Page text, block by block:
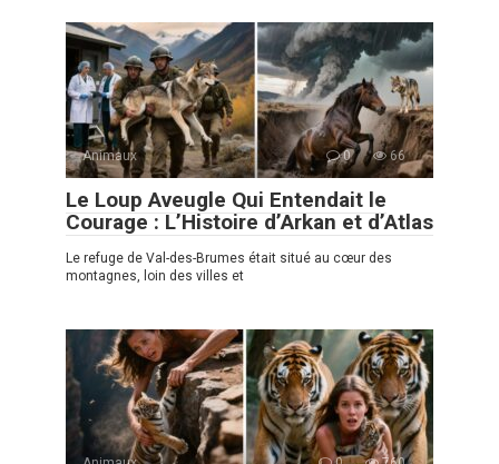
Animaux 0 66
Le Loup Aveugle Qui Entendait le
Courage : L’Histoire d’Arkan et d’Atlas
Le refuge de Val-des-Brumes était situé au cœur des
montagnes, loin des villes et